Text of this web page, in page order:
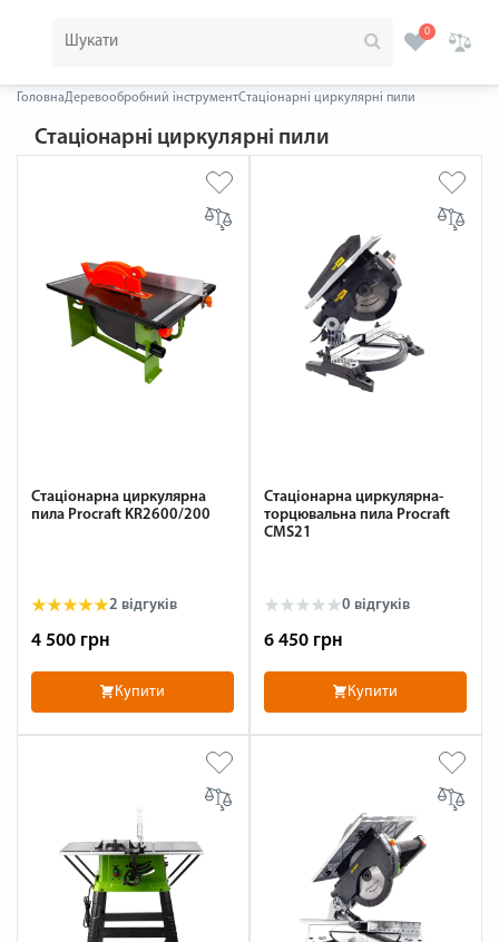
0
ГоловнаДеревообробний інструментСтаціонарні циркулярні пили
Стаціонарні циркулярні пили
Стаціонарна циркулярна
пила Procraft KR2600/200
2 відгуків
4 500 грн
Купити
Стаціонарна циркулярна-
торцювальна пила Procraft
CMS21
0 відгуків
6 450 грн
Купити